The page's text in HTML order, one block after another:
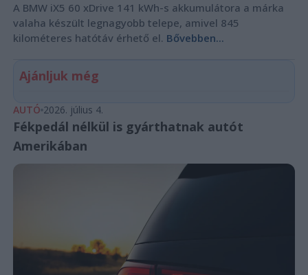
A BMW iX5 60 xDrive 141 kWh-s akkumulátora a márka
valaha készült legnagyobb telepe, amivel 845
kilométeres hatótáv érhető el. Bővebben...
Ajánljuk még
AUTÓ 2026. július 4.
Fékpedál nélkül is gyárthatnak autót
Amerikában